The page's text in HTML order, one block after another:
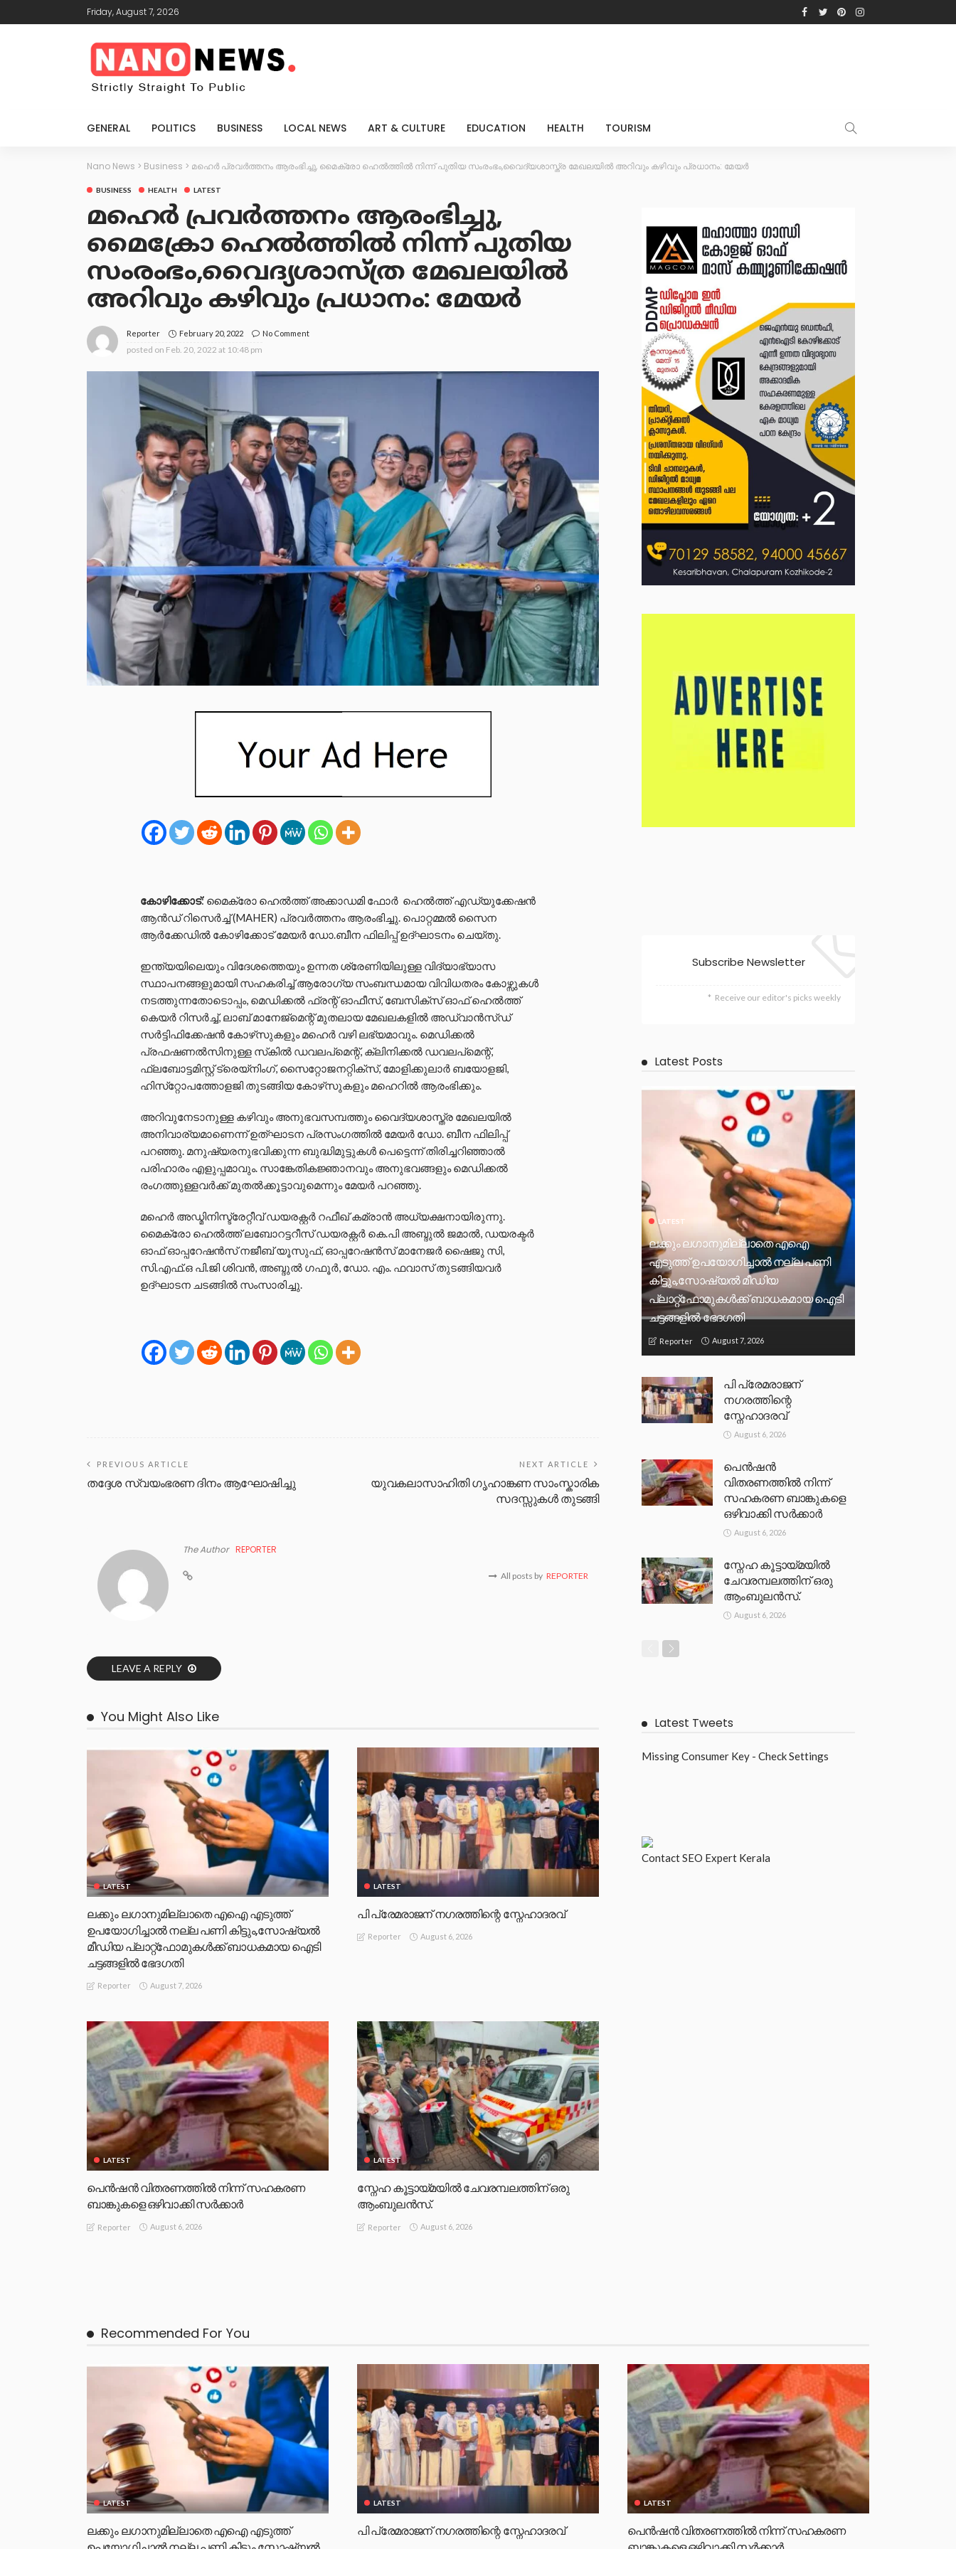
Friday, August 7, 2026
GENERAL POLITICS BUSINESS LOCAL NEWS ART & CULTURE EDUCATION HEALTH TOURISM
Nano News > Business > മഹെര്‍ പ്രവര്‍ത്തനം ആരംഭിച്ചു, മൈക്രോ ഹെല്‍ത്തില്‍ നിന്ന് പുതിയ സംരംഭം,വൈദ്യശാസ്ത്ര മേഖലയിൽ അറിവും കഴിവും പ്രധാനം: മേയർ
BUSINESS HEALTH LATEST
മഹെര്‍ പ്രവര്‍ത്തനം ആരംഭിച്ചു,
മൈക്രോ ഹെല്‍ത്തില്‍ നിന്ന് പുതിയ
സംരംഭം,വൈദ്യശാസ്ത്ര മേഖലയിൽ
അറിവും കഴിവും പ്രധാനം: മേയർ
Reporter February 20, 2022 No Comment
posted on Feb. 20, 2022 at 10:48 pm
കോഴിക്കോട്: മൈക്രോ ഹെല്‍ത്ത് അക്കാഡമി ഫോർ ‍ ഹെല്‍ത്ത് എഡ്യുക്കേഷന്‍
ആന്‍ഡ് റിസെര്‍ച്ച് (MAHER) പ്രവര്‍ത്തനം ആരംഭിച്ചു. പൊറ്റമ്മല്‍ സൈന
ആര്‍ക്കേഡില്‍ കോഴിക്കോട് മേയര്‍ ഡോ.ബീന ഫിലിപ്പ് ഉദ്ഘാടനം ചെയ്തു.
ഇന്ത്യയിലെയും വിദേശത്തെയും ഉന്നത ശ്രേണിയിലുള്ള വിദ്യാഭ്യാസ
സ്ഥാപനങ്ങളുമായി സഹകരിച്ച് ആരോഗ്യ സംബന്ധമായ വിവിധതരം കോഴ്സുകൾ
നടത്തുന്നതോടൊപ്പം, മെഡിക്കല്‍ ഫ്രന്റ് ഓഫീസ്, ബേസിക്‌സ് ഓഫ് ഹെല്‍ത്ത്
കെയര്‍ റിസര്‍ച്ച്, ലാബ് മാനേജ്‌മെന്റ് മുതലായ മേഖലകളിൽ അഡ്വാന്‍സ്ഡ്
സര്‍ട്ടിഫിക്കേഷന്‍ കോഴ്‌സുകളും മഹെർ വഴി ലഭ്യമാവും. മെഡിക്കല്‍
പ്രഫഷണല്‍സിനുള്ള സ്‌കില്‍ ഡവലപ്‌മെന്റ്, ക്ലിനിക്കല്‍ ഡവലപ്‌മെന്റ്,
ഫ്ലബോട്ടമിസ്റ്റ് ട്രെയ്‌നിംഗ്, സൈറ്റോജനറ്റിക്‌സ്, മോളിക്കുലാര്‍ ബയോളജി,
ഹിസ്‌റ്റോപത്തോളജി തുടങ്ങിയ കോഴ്‌സുകളും മഹെറില്‍ ആരംഭിക്കും.
അറിവുനേടാനുള്ള കഴിവും അനുഭവസമ്പത്തും വൈദ്യശാസ്ത്ര മേഖലയില്‍
അനിവാര്യമാണെന്ന് ഉത്ഘാടന പ്രസംഗത്തില്‍ മേയര്‍ ഡോ. ബീന ഫിലിപ്പ്
പറഞ്ഞു. മനുഷ്യരനുഭവിക്കുന്ന ബുദ്ധിമുട്ടുകള്‍ പെട്ടെന്ന് തിരിച്ചറിഞ്ഞാല്‍
പരിഹാരം എളുപ്പമാവും. സാങ്കേതികജ്ഞാനവും അനുഭവങ്ങളും മെഡിക്കല്‍
രംഗത്തുള്ളവര്‍ക്ക് മുതല്‍ക്കൂട്ടാവുമെന്നും മേയര്‍ പറഞ്ഞു.
മഹെര്‍ അഡ്മിനിസ്ട്രേറ്റീവ് ഡയരക്റ്റര്‍ റഫീഖ് കമ്രാന്‍ അധ്യക്ഷനായിരുന്നു.
മൈക്രോ ഹെല്‍ത്ത് ലബോറട്ടറീസ് ഡയരക്റ്റര്‍ കെ.പി അബ്ദുല്‍ ജമാല്‍, ഡയരക്ടർ
ഓഫ് ഓപ്പറേഷൻസ് നജീബ് യൂസുഫ്, ഓപ്പറേഷൻസ് മാനേജർ ഷൈജു സി,
സി.എഫ്.ഒ പി.ജി ശിവന്‍, അബ്ദുൽ ഗഫൂര്‍, ഡോ. എം. ഫവാസ് തുടങ്ങിയവര്‍
ഉദ്ഘാടന ചടങ്ങില്‍ സംസാരിച്ചു.
PREVIOUS ARTICLE
തദ്ദേശ സ്വയംഭരണ ദിനം ആഘോഷിച്ചു
NEXT ARTICLE
യുവകലാസാഹിതി ഗൃഹാങ്കണ സാംസ്കാരിക
സദസ്സുകൾ തുടങ്ങി
The Author REPORTER
All posts by REPORTER
LEAVE A REPLY
You Might Also Like
LATEST
ലക്കും ലഗാനുമില്ലാതെ എഐ എടുത്ത്
ഉപയോഗിച്ചാല്‍ നല്ല പണി കിട്ടും,സോഷ്യല്‍
മീഡിയ പ്ലാറ്റ്‌ഫോമുകള്‍ക്ക് ബാധകമായ ഐടി
ചട്ടങ്ങളില്‍ ഭേദഗതി
Reporter August 7, 2026
LATEST
പി പ്രേമരാജന് നഗരത്തിന്റെ സ്നേഹാദരവ്
Reporter August 6, 2026
LATEST
പെൻഷൻ വിതരണത്തിൽ നിന്ന് സഹകരണ
ബാങ്കുകളെ ഒഴിവാക്കി സർക്കാർ
Reporter August 6, 2026
LATEST
സ്നേഹ കൂട്ടായ്മയിൽ ചേവരമ്പലത്തിന് ഒരു
ആംബുലൻസ്.
Reporter August 6, 2026
Subscribe Newsletter
Receive our editor's picks weekly
Latest Posts
LATEST
ലക്കും ലഗാനുമില്ലാതെ എഐ
എടുത്ത് ഉപയോഗിച്ചാല്‍ നല്ല പണി
കിട്ടും,സോഷ്യല്‍ മീഡിയ
പ്ലാറ്റ്‌ഫോമുകള്‍ക്ക് ബാധകമായ ഐടി
ചട്ടങ്ങളില്‍ ഭേദഗതി
Reporter August 7, 2026
പി പ്രേമരാജന്
നഗരത്തിന്റെ
സ്നേഹാദരവ്
August 6, 2026
പെൻഷൻ
വിതരണത്തിൽ നിന്ന്
സഹകരണ ബാങ്കുകളെ
ഒഴിവാക്കി സർക്കാർ
August 6, 2026
സ്നേഹ കൂട്ടായ്മയിൽ
ചേവരമ്പലത്തിന് ഒരു
ആംബുലൻസ്.
August 6, 2026
Latest Tweets
Missing Consumer Key - Check Settings
ContactSEO Expert Kerala
Recommended For You
LATEST
ലക്കും ലഗാനുമില്ലാതെ എഐ എടുത്ത്
LATEST
പി പ്രേമരാജന് നഗരത്തിന്റെ സ്നേഹാദരവ്
LATEST
പെൻഷൻ വിതരണത്തിൽ നിന്ന് സഹകരണ